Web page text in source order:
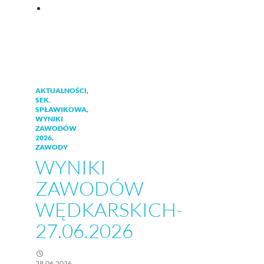
AKTUALNOŚCI,
SEK.
SPŁAWIKOWA,
WYNIKI
ZAWODÓW
2026,
ZAWODY
WYNIKI
ZAWODÓW
WĘDKARSKICH-
27.06.2026